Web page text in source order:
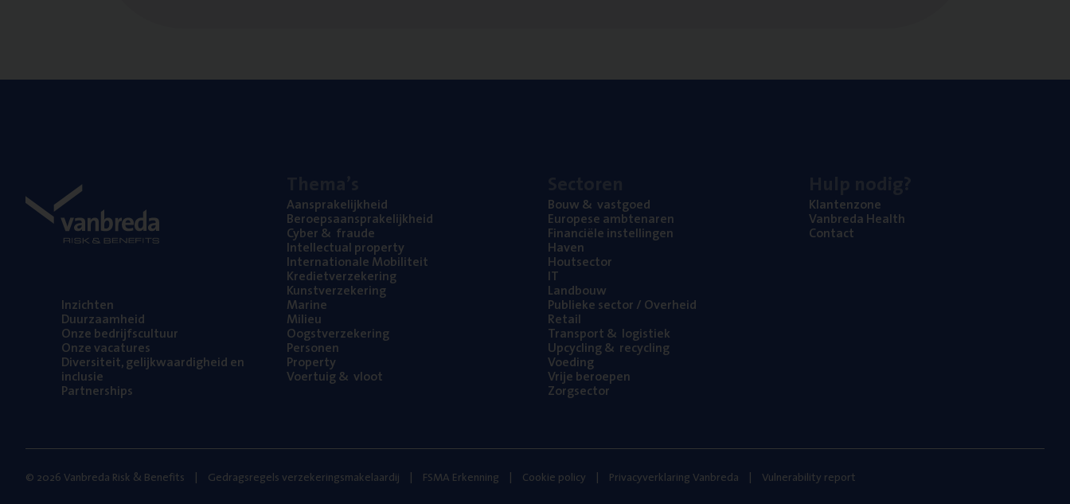
Inzich­ten
Duur­zaam­heid
Onze bedrijfs­cul­tuur
Onze vaca­tu­res
Diver­si­teit, gelijk­waar­dig­heid en
inclusie
Part­ner­ships
Aan­spra­ke­lijk­heid
Beroeps­aan­spra­ke­lijk­heid
Cyber& fraude
Intel­lec­tu­al property
Inter­na­ti­o­na­le Mobiliteit
Kre­diet­ver­ze­ke­ring
Kunst­ver­ze­ke­ring
Mari­ne
Mili­eu
Oogst­ver­ze­ke­ring
Per­so­nen
Pro­per­ty
Voer­tuig& vloot
Bouw& vastgoed
Euro­pe­se ambtenaren
Finan­ci­ë­le instellingen
Haven
Hout­sec­tor
IT
Land­bouw
Publie­ke sec­tor / Overheid
Retail
Trans­port& logistiek
Upcy­cling& recycling
Voe­ding
Vrije beroe­pen
Zorg­sec­tor
Klan­ten­zo­ne
Van­b­re­da Health
Con­tact
© 2026 Vanbreda Risk & Benefits Gedragsregels verzekeringsmakelaardij FSMA Erkenning Cookie policy Privacyverklaring Vanbreda Vulnerability report